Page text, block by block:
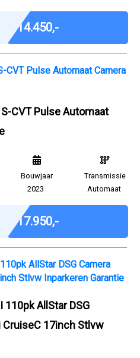
€ 14.450,-
CVT Pulse Automaat
Bouwjaar
2023
Transmissie
Automaat
€ 17.950,-
AllStar DSG
CruiseC 17inch Stlvw